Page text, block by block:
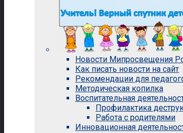
Новости Мипросвещения
Как писать новости на сайт
Рекомендации для
Методическая копилка
Воспитательная
Профилактика
Работа с родителями
Инновационная